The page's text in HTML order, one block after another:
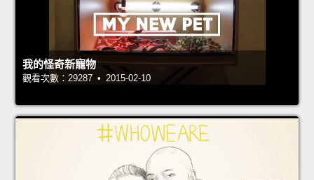
我的怪奇新寵物
觀看次數：29287 • 2015-02-10